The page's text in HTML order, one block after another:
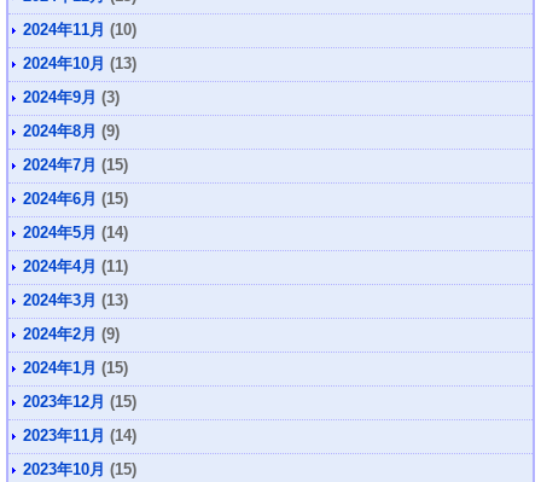
2024年11月 (10)
2024年10月 (13)
2024年9月 (3)
2024年8月 (9)
2024年7月 (15)
2024年6月 (15)
2024年5月 (14)
2024年4月 (11)
2024年3月 (13)
2024年2月 (9)
2024年1月 (15)
2023年12月 (15)
2023年11月 (14)
2023年10月 (15)